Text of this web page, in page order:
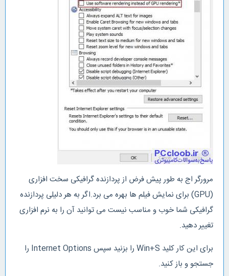
مرورگر اج به طور پیش فرض از پردازنده گرافیکی سخت افزاری
(GPU) برای نمایش فیلم ها بهره می برد.اگر به هر دلیلی پردازنده
گرافیکی شما خوب و مناسب نیست می توانید آن را به نرم افزاری
تغییر دهید.
برای این کار کلید Win+S را بزنید سپس Internet Options را
جستجو و باز کنید.